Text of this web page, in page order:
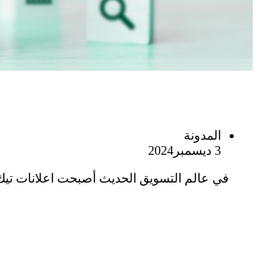
المدونة
3 ديسمبر2024
في عالم التسويق الحديث أصبحت اعلانات